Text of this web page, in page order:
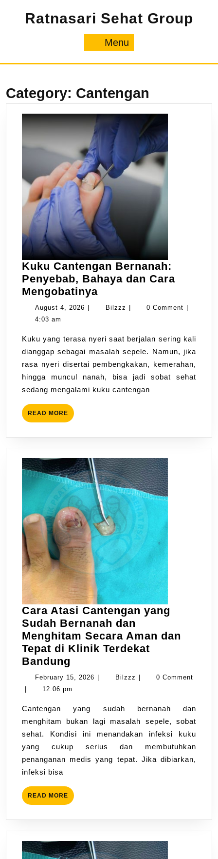
Ratnasari Sehat Group
Menu
Category: Cantengan
Kuku Cantengan Bernanah:
Penyebab, Bahaya dan Cara
Mengobatinya
August 4, 2026 Bilzzz 0 Comment
4:03 am
Kuku yang terasa nyeri saat berjalan sering kali
dianggap sebagai masalah sepele. Namun, jika
rasa nyeri disertai pembengkakan, kemerahan,
hingga muncul nanah, bisa jadi sobat sehat
sedang mengalami kuku cantengan
READ MORE
Cara Atasi Cantengan yang
Sudah Bernanah dan
Menghitam Secara Aman dan
Tepat di Klinik Terdekat
Bandung
February 15, 2026 Bilzzz
0 Comment
12:06 pm
Cantengan yang sudah bernanah dan
menghitam bukan lagi masalah sepele, sobat
sehat. Kondisi ini menandakan infeksi kuku
yang cukup serius dan membutuhkan
penanganan medis yang tepat. Jika dibiarkan,
infeksi bisa
READ MORE